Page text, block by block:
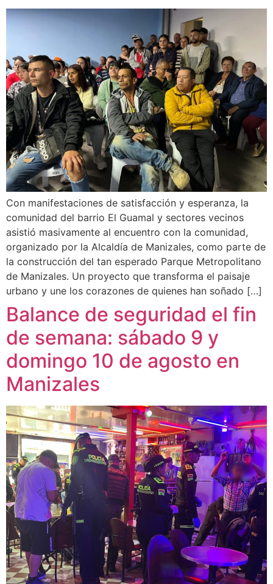
Con manifestaciones de satisfacción y esperanza, la
comunidad del barrio El Guamal y sectores vecinos
asistió masivamente al encuentro con la comunidad,
organizado por la Alcaldía de Manizales, como parte de
la construcción del tan esperado Parque Metropolitano
de Manizales. Un proyecto que transforma el paisaje
urbano y une los corazones de quienes han soñado […]
Balance de seguridad el fin
de semana: sábado 9 y
domingo 10 de agosto en
Manizales